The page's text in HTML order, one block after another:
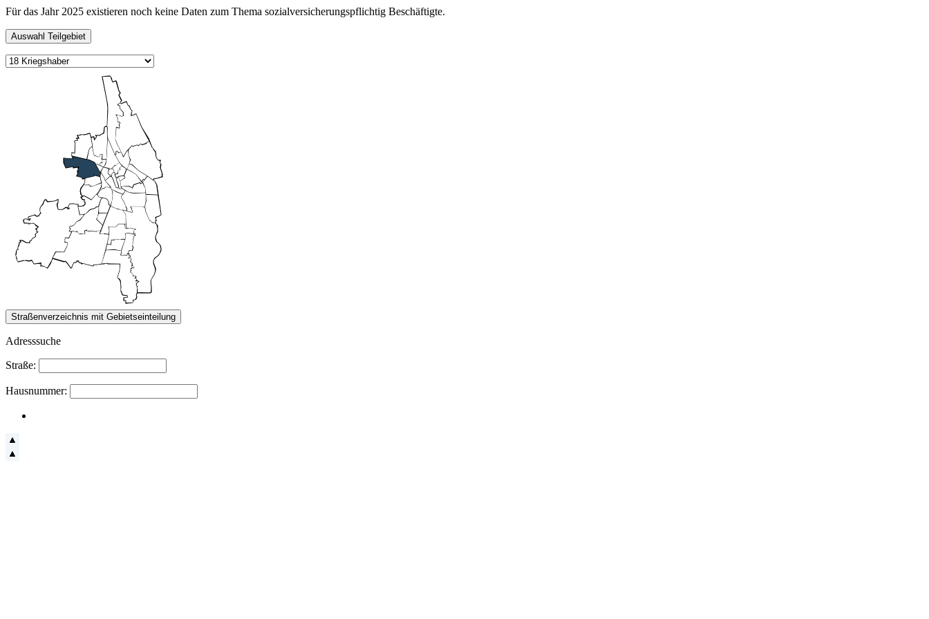
Für das Jahr 2025 existieren noch keine Daten zum Thema sozialversicherungspflichtig Beschäftigte.
Adresssuche
Straße:
Hausnummer: